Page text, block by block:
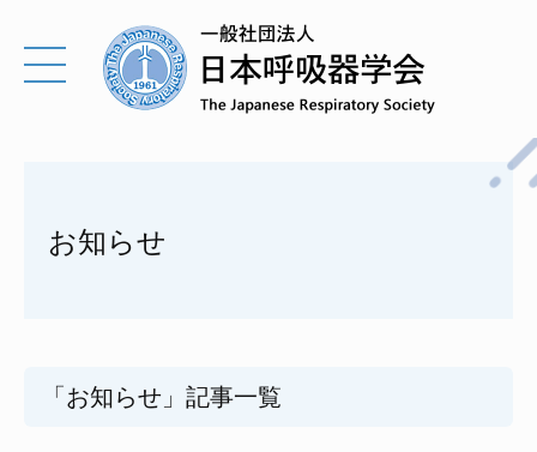
お知らせ
「お知らせ」記事一覧